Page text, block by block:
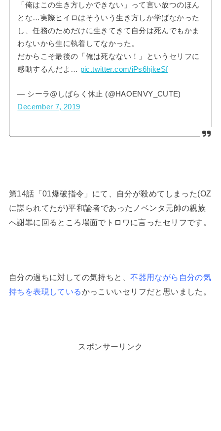
「俺はこの生き方しかできない」って言い放つのほん
とな…実際ヒイロはそういう生き方しか学ばなかった
し、任務のためだけに生きてきて自分は死んでもかま
わないから生に執着してなかった。
だからこそ最後の「俺は死なない！」というセリフに
感動するんだよ… pic.twitter.com/iPs6hjkeSf
— シーラ@しばらく休止 (@HAOENVY_CUTE)
December 7, 2019
第14話「01爆破指令」にて、自分が殺めてしまった(OZ
に謀られてたが)平和論者であったノベンタ元帥の親族
へ謝罪に回るところ場面でトロワに言ったセリフです。
自分の過ちに対しての気持ちと、不器用ながら自分の気
持ちを表現しているかっこいいセリフだと思いました。
スポンサーリンク